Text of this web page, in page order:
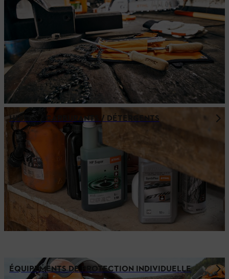
HUILES / CARBURANTS / DÉTERGENTS
ÉQUIPEMENTS DE PROTECTION INDIVIDUELLE